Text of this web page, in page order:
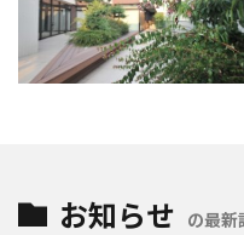
お知らせ の最新